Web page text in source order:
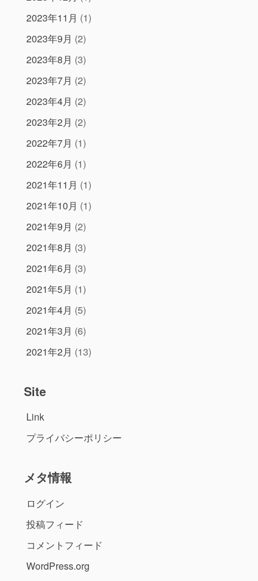
2023年11月 (1)
2023年9月 (2)
2023年8月 (3)
2023年7月 (2)
2023年4月 (2)
2023年2月 (2)
2022年7月 (1)
2022年6月 (1)
2021年11月 (1)
2021年10月 (1)
2021年9月 (2)
2021年8月 (3)
2021年6月 (3)
2021年5月 (1)
2021年4月 (5)
2021年3月 (6)
2021年2月 (13)
Site
Link
プライバシーポリシー
メタ情報
ログイン
投稿フィード
コメントフィード
WordPress.org